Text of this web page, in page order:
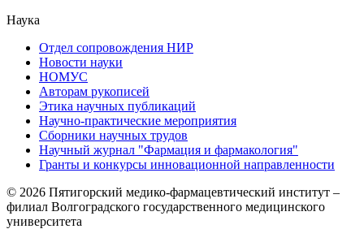
Наука
Отдел сопровождения НИР
Новости науки
НОМУС
Авторам рукописей
Этика научных публикаций
Научно-практические мероприятия
Сборники научных трудов
Научный журнал "Фармация и фармакология"
Гранты и конкурсы инновационной направленности
© 2026 Пятигорский медико-фармацевтический институт –
филиал Волгоградского государственного медицинского
университета